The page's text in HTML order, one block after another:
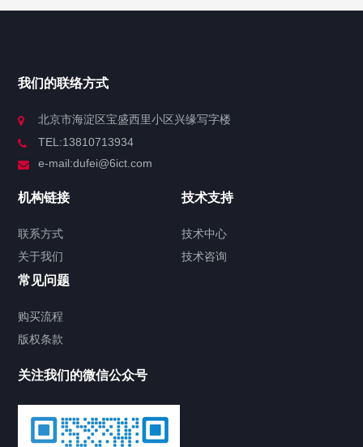
我们的联络方式
北京市海淀区宝盛西里小区兴缘写字楼
TEL:13810713934
e-mail:dufei@6ict.com
机构链接
联系方式
关于我们
技术支持
技术中心
技术咨询
常见问题
购买流程
版权条款
关注我们的微信公众号